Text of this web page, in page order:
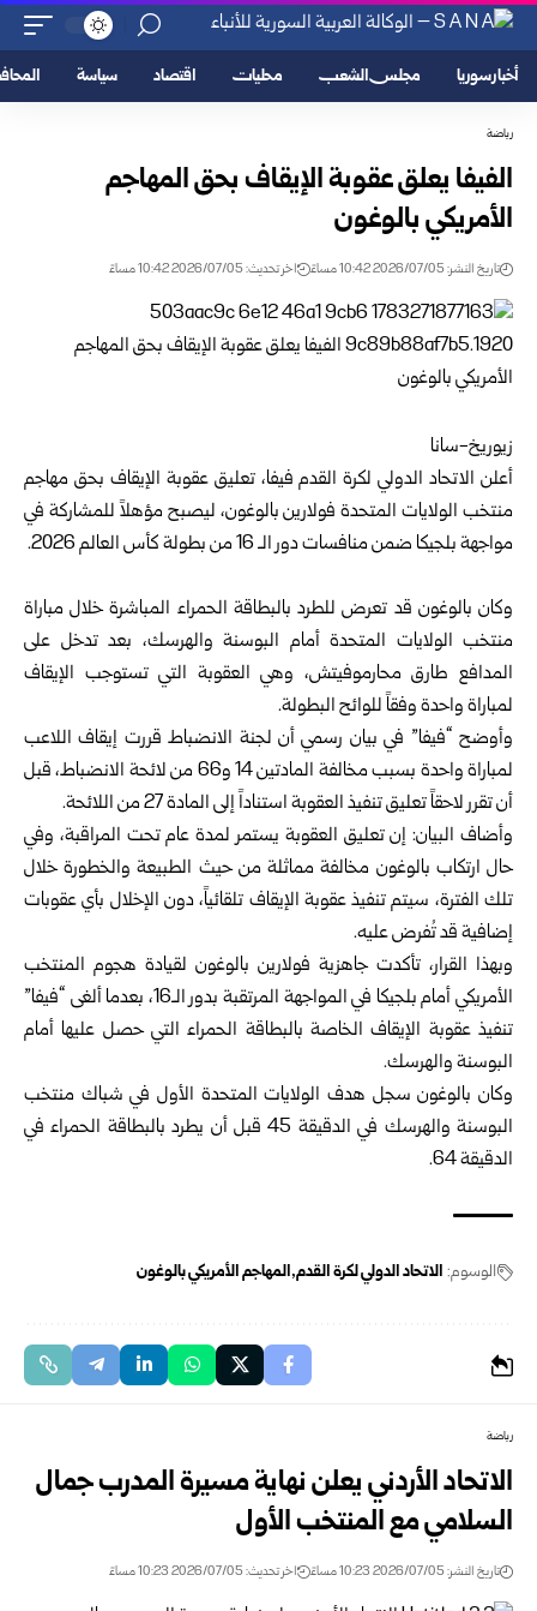
أخبار سوريا مجلس الشعب محليات اقتصاد سياسة
رياضة
الفيفا يعلق عقوبة الإيقاف بحق المهاجم
الأمريكي بالوغون
تاريخ النشر: 2026/07/05 10:42 مساءً اخر تحديث: 2026/07/05 10:42 مساءً
زيوريخ-سانا
أعلنالاتحاد الدولي لكرة القدمفيفا، تعليق عقوبة الإيقاف بحق مهاجم
منتخب الولايات المتحدة فولارين بالوغون، ليصبح مؤهلاً للمشاركة في
مواجهة بلجيكا ضمن منافسات دور الـ 16 من بطولة كأس العالم 2026.
وكان بالوغون قد تعرض للطرد بالبطاقة الحمراء المباشرة خلال مباراة
منتخب الولايات المتحدة أمام البوسنة والهرسك، بعد تدخل على
المدافع طارق محارموفيتش، وهي العقوبة التي تستوجب الإيقاف
لمباراة واحدة وفقاً للوائح البطولة.
وأوضح “فيفا” في بيان رسمي أن لجنة الانضباط قررت إيقاف اللاعب
لمباراة واحدة بسبب مخالفة المادتين 14 و66 من لائحة الانضباط، قبل
أن تقرر لاحقاً تعليق تنفيذ العقوبة استناداً إلى المادة 27 من اللائحة.
وأضاف البيان: إن تعليق العقوبة يستمر لمدة عام تحت المراقبة، وفي
حال ارتكاب بالوغون مخالفة مماثلة من حيث الطبيعة والخطورة خلال
تلك الفترة، سيتم تنفيذ عقوبة الإيقاف تلقائياً، دون الإخلال بأي عقوبات
إضافية قد تُفرض عليه.
وبهذا القرار، تأكدت جاهزية فولارين بالوغون لقيادة هجوم المنتخب
الأمريكي أمام بلجيكا في المواجهة المرتقبة بدور الـ16، بعدما ألغى “فيفا”
تنفيذ عقوبة الإيقاف الخاصة بالبطاقة الحمراء التي حصل عليها أمام
البوسنة والهرسك.
وكان بالوغون سجل هدف الولايات المتحدة الأول في شباك منتخب
البوسنة والهرسك في الدقيقة 45 قبل أن يطرد بالبطاقة الحمراء في
الدقيقة 64.
الوسوم: الاتحاد الدولي لكرة القدم المهاجم الأمريكي بالوغون
رياضة
الاتحاد الأردني يعلن نهاية مسيرة المدرب جمال
السلامي مع المنتخب الأول
تاريخ النشر: 2026/07/05 10:23 مساءً اخر تحديث: 2026/07/05 10:23 مساءً